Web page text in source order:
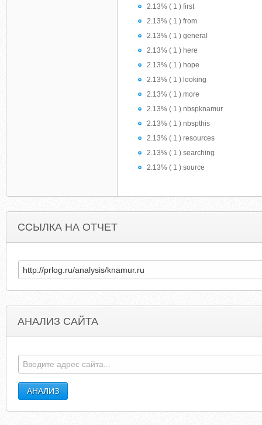
2.13% ( 1 ) first
2.13% ( 1 ) from
2.13% ( 1 ) general
2.13% ( 1 ) here
2.13% ( 1 ) hope
2.13% ( 1 ) looking
2.13% ( 1 ) more
2.13% ( 1 ) nbspknamur
2.13% ( 1 ) nbspthis
2.13% ( 1 ) resources
2.13% ( 1 ) searching
2.13% ( 1 ) source
ССЫЛКА НА ОТЧЕТ
АНАЛИЗ САЙТА